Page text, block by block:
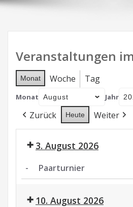
Veranstaltungen
Monat Woche Tag
Monat Jahr
Zurück Heute Weiter
3. August 2026
- Paarturnier
10. August 2026